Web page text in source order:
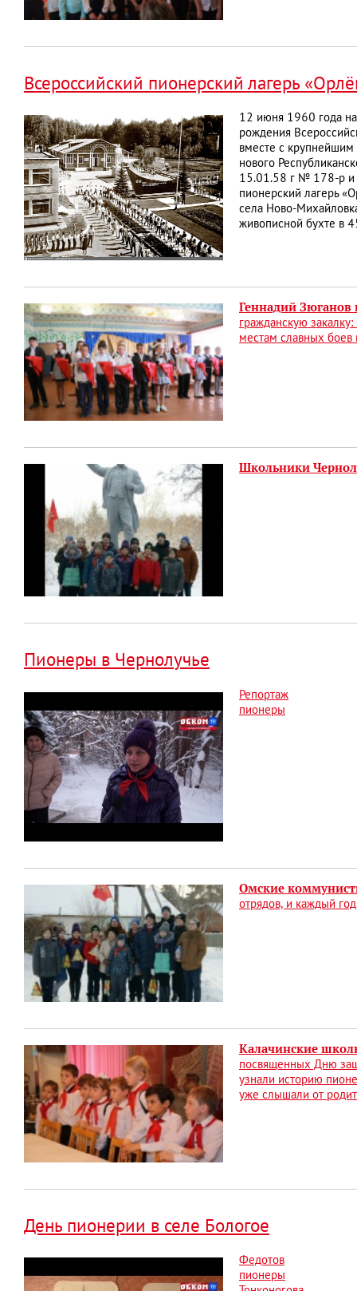
Всероссийский пионерский лагерь
12 июня 1960 года
рождения
вместе с крупнейшим
нового
15.01.58 г № 178-р и
пионерский лагерь
села Ново-
живописной бухте в
Геннадий Зюганов
гражданскую
местам славных
Школьники
Пионеры в Чернолучье
Репортаж
пионеры
Омские
отрядов, и каждый
Калачинские
посвященных Дню
узнали историю
уже слышали от
День пионерии в селе Бологое
Федотов
пионеры